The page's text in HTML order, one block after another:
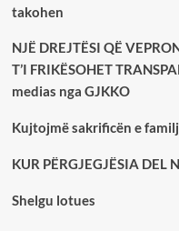
takohen
NJË DREJTËSI QË
T’I FRIKËSOHET
medias nga GJKKO
Kujtojmë sakrificën e
KUR PËRGJEGJËSIA DEL
Shelgu lotues